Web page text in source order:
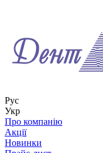
Рус
Укр
Про компанію
Акції
Новинки